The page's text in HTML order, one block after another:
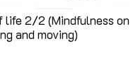
life 2/2 (Mindfulness on
and moving)